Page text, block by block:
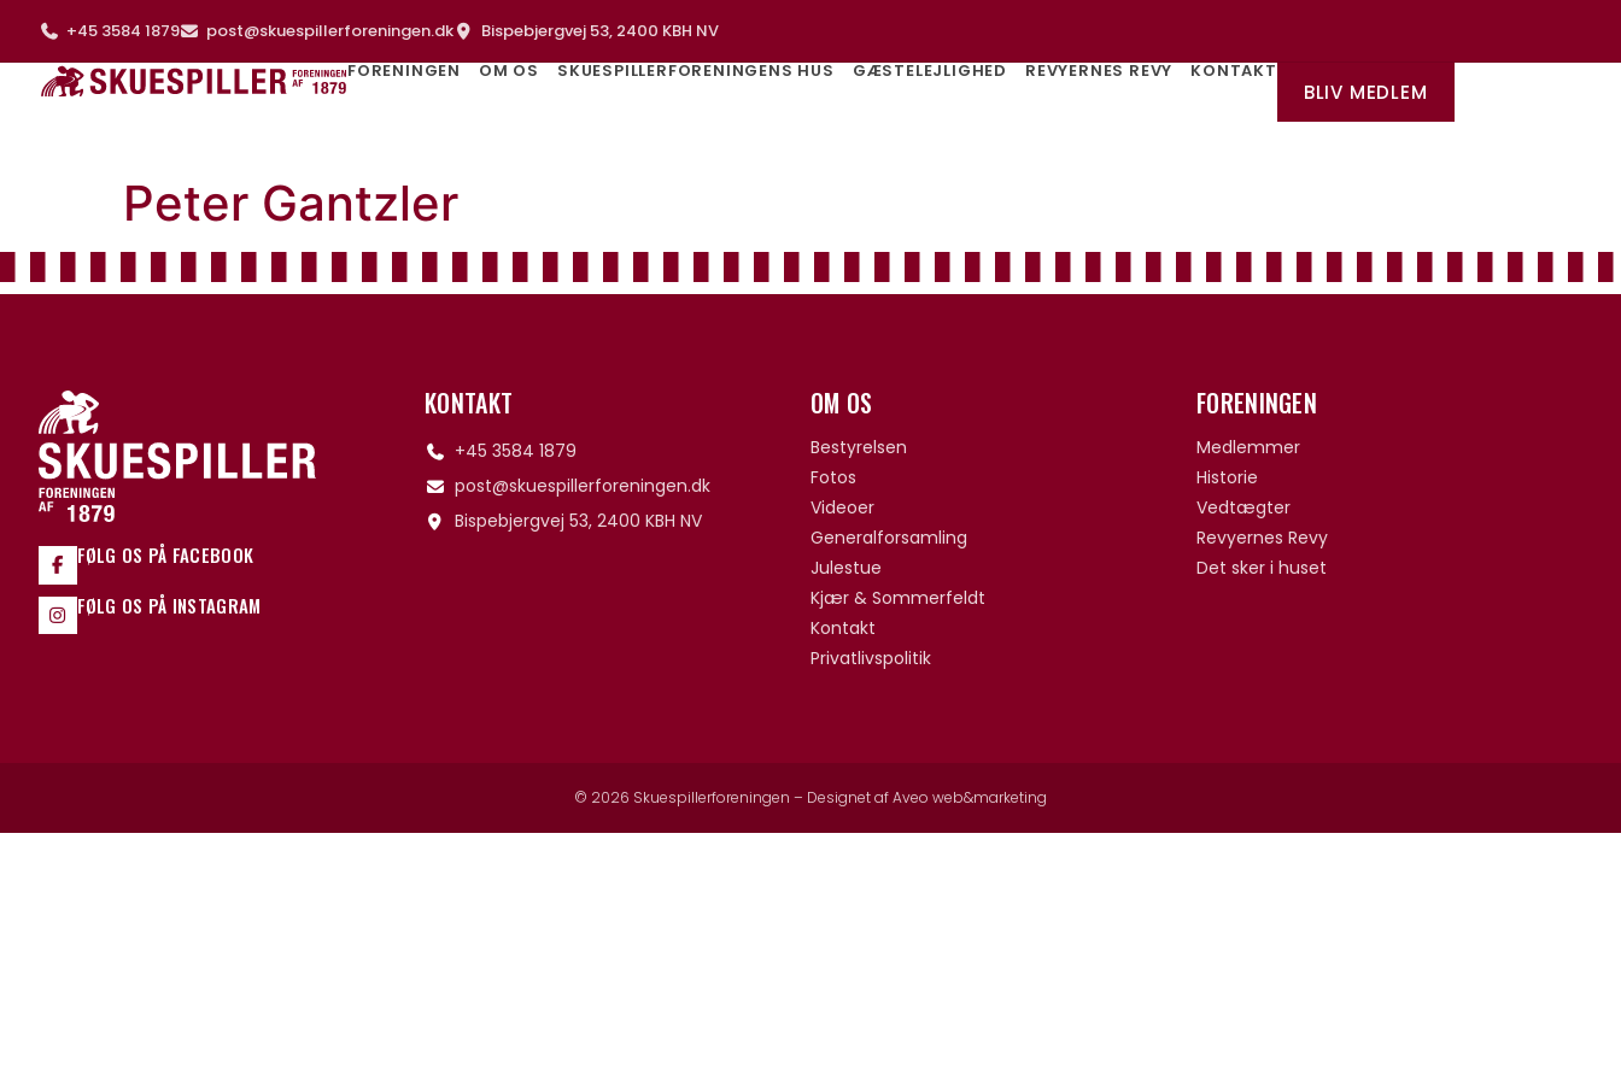
+45 3584 1879 post@skuespillerforeningen.dk
Bispebjergvej 53, 2400 KBH NV
FORENINGEN
OM OS SKUESPILLERFORENINGENS HUS GÆSTELEJLIGHED REVYERNES REVY KONTAKT
BLIV MEDLEM
Peter Gantzler
FØLG OS PÅ FACEBOOK
FØLG OS PÅ INSTAGRAM
KONTAKT
+45 3584 1879
post@skuespillerforeningen.dk
Bispebjergvej 53, 2400 KBH NV
OM OS
Bestyrelsen
Fotos
Videoer
Generalforsamling
Julestue
Kjær & Sommerfeldt
Kontakt
Privatlivspolitik
FORENINGEN
Medlemmer
Historie
Vedtægter
Revyernes Revy
Det sker i huset
© 2026 Skuespillerforeningen – Designet afAveo web&marketing